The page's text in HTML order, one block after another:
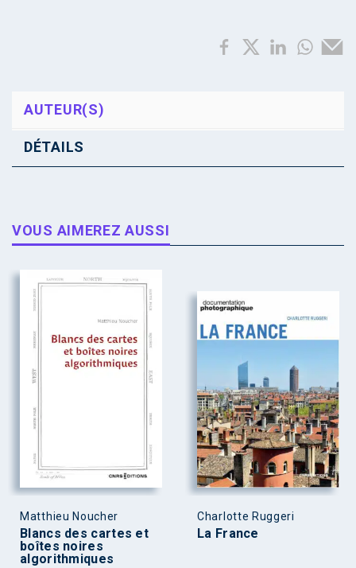
AUTEUR(S)
DÉTAILS
VOUS AIMEREZ AUSSI
Matthieu Noucher
Blancs des cartes et
boîtes noires
algorithmiques
Charlotte Ruggeri
La France